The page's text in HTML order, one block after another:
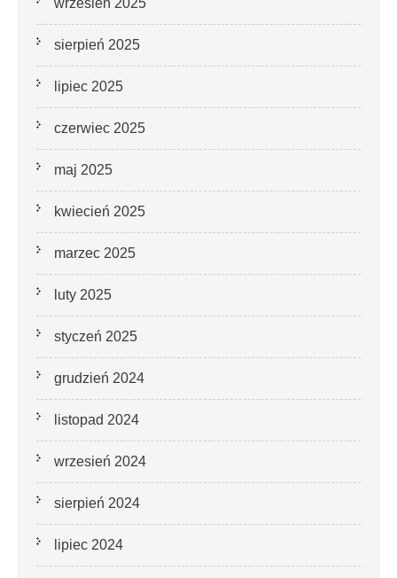
wrzesień 2025
sierpień 2025
lipiec 2025
czerwiec 2025
maj 2025
kwiecień 2025
marzec 2025
luty 2025
styczeń 2025
grudzień 2024
listopad 2024
wrzesień 2024
sierpień 2024
lipiec 2024